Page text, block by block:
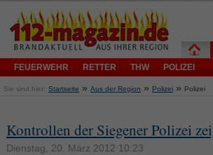
FEUERWEHR RETTER THW POLIZEI
Sie sind hier: Startseite » Aus der Region » Polizei » Polizei
Kontrollen der Siegener Polizei
Dienstag, 20. März 2012 10:23